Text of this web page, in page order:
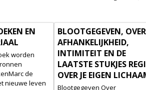
EN
worden
de
nieuwe leven
BLOOTGEGEVEN, OVER
AFHANKELIJKHEID,
INTIMITEIT EN DE
LAATSTE STUKJES
OVER JE EIGEN
Blootgegeven Over